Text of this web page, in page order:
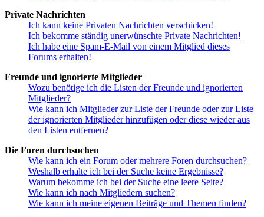
Private Nachrichten
Ich kann keine Privaten Nachrichten verschicken!
Ich bekomme ständig unerwünschte Private Nachrichten!
Ich habe eine Spam-E-Mail von einem Mitglied dieses
Forums erhalten!
Freunde und ignorierte Mitglieder
Wozu benötige ich die Listen der Freunde und ignorierten
Mitglieder?
Wie kann ich Mitglieder zur Liste der Freunde oder zur Liste
der ignorierten Mitglieder hinzufügen oder diese wieder aus
den Listen entfernen?
Die Foren durchsuchen
Wie kann ich ein Forum oder mehrere Foren durchsuchen?
Weshalb erhalte ich bei der Suche keine Ergebnisse?
Warum bekomme ich bei der Suche eine leere Seite?
Wie kann ich nach Mitgliedern suchen?
Wie kann ich meine eigenen Beiträge und Themen finden?